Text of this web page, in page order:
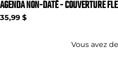
AGENDA NON-DATÉ - COUVERTURE
35,99 $
Vous avez